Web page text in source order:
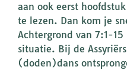
aan ook eerst
te lezen. Dan kom je
Achtergrond van 7:1-
situatie. Bij de
(doden)dans